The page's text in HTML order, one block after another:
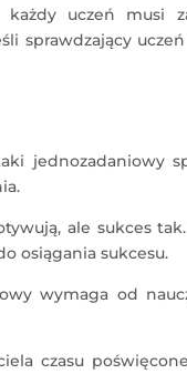
uczeń musi
sprawdzający
jednozadaniowy
ale sukces
osiągania sukcesu.
wymaga od
czasu